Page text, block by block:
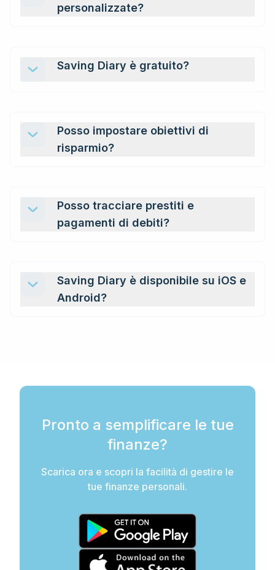
personalizzate?
Saving Diary è gratuito?
Posso impostare obiettivi di
risparmio?
Posso tracciare prestiti e
pagamenti di debiti?
Saving Diary è disponibile su iOS e
Android?
Pronto a semplificare le tue
finanze?
Scarica ora e scopri la facilità di gestire le
tue finanze personali.